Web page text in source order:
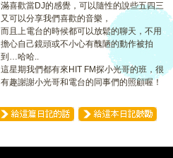
滿喜歡當DJ的感覺，可以隨性的說些五四三
又可以分享我們喜歡的音樂，
而且上電台的時候都可以放鬆的聊天，不用
擔心自己鏡頭或不小心有醜陋的動作被拍
到…哈哈..
這星期我們都有來HIT FM探小光哥的班，很
有趣謝謝小光哥和電台的同事們的照顧喔！